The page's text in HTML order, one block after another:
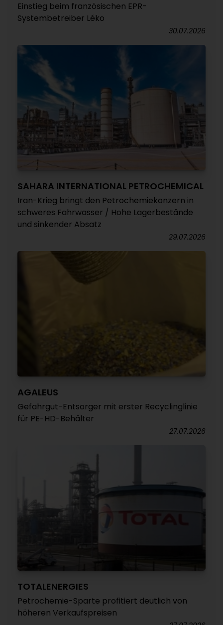
Einstieg beim französischen EPR-
Systembetreiber Léko
30.07.2026
SAHARA INTERNATIONAL PETROCHEMICAL
Iran-Krieg bringt den Petrochemiekonzern in
schweres Fahrwasser / Hohe Lagerbestände
und sinkender Absatz
29.07.2026
AGALEUS
Gefahrgut-Entsorger mit erster Recyclinglinie
für PE-HD-Behälter
27.07.2026
TOTALENERGIES
Petrochemie-Sparte profitiert deutlich von
höheren Verkaufspreisen